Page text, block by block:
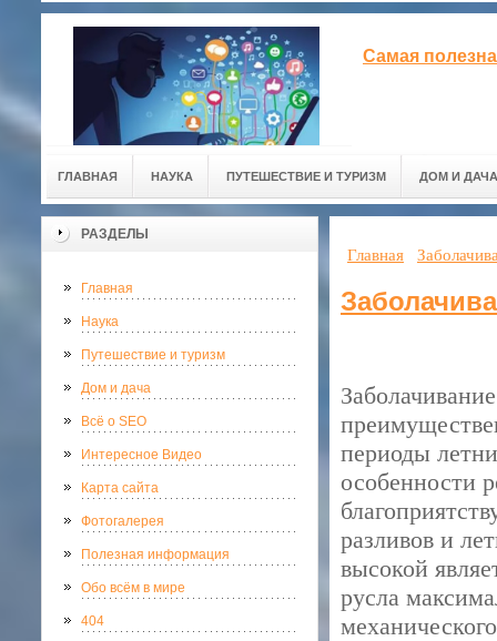
Самая
ГЛАВНАЯ НАУКА ПУТЕШЕСТВИЕ И ТУРИЗМ ДОМ И ДАЧА
РАЗДЕЛЫ
Главная
Наука
Путешествие и туризм
Дом и дача
Всё о SEO
Интересное Видео
Карта сайта
Фотогалерея
Полезная информация
Обо всём в мире
404
Главная
периоды
особенности
разливов и
высокой
русла